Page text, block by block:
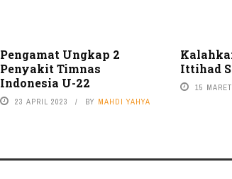
Pengamat Ungkap 2
Penyakit Timnas
Indonesia U-22
23 APRIL 2023 BY MAHDI YAHYA
Ittihad
15